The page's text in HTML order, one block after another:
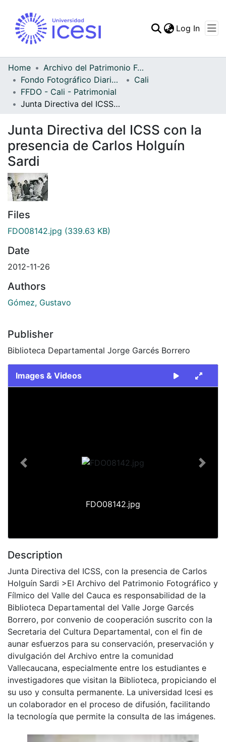
Statistics
Log In
Home
Archivo del Patrimonio Fotográfico y Fílmico del Valle del Cauca
Fondo Fotográfico Diario Occidente
Cali
FFDO - Cali - Patrimonial
Junta Directiva del ICSS con la presencia de Carlos Holguín Sardi
Junta Directiva del ICSS con la
presencia de Carlos Holguín
Sardi
Files
FDO08142.jpg (339.63 KB)
Date
2012-11-26
Authors
Gómez, Gustavo
Publisher
Biblioteca Departamental Jorge Garcés Borrero
Images & Videos
FDO08142.jpg
Previous Next
Description
Junta Directiva del ICSS, con la presencia de Carlos
Holguín Sardi >El Archivo del Patrimonio Fotográfico y
Fílmico del Valle del Cauca es responsabilidad de la
Biblioteca Departamental del Valle Jorge Garcés
Borrero, por convenio de cooperación suscrito con la
Secretaria del Cultura Departamental, con el fin de
aunar esfuerzos para su conservación, preservación y
divulgación del Archivo entre la comunidad
Vallecaucana, especialmente entre los estudiantes e
investigadores que visitan la Biblioteca, propiciando el
su uso y consulta permanente. La universidad Icesi es
un colaborador en el proceso de difusión, facilitando
la tecnología que permite la consulta de las imágenes.